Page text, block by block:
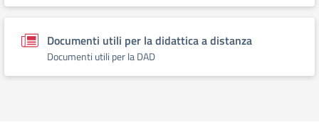
Documenti utili per la didattica a distanza
Documenti utili per la DAD